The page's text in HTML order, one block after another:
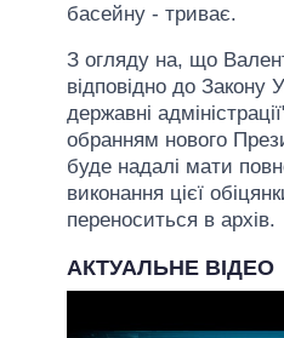
басейну - триває.
З огляду на, що
відповідно до Закону
державні
обранням нового
буде надалі мати
виконання цієї
переноситься в архів.
АКТУАЛЬНЕ ВІДЕО